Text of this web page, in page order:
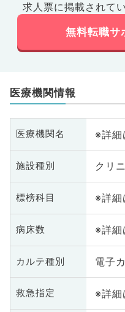
求人票に掲載されて
無料転職サ
医療機関情報
医療機関名 ※詳細
施設種別 クリ
標榜科目 ※詳細
病床数 ※詳細
カルテ種別 電子
救急指定 ※詳細